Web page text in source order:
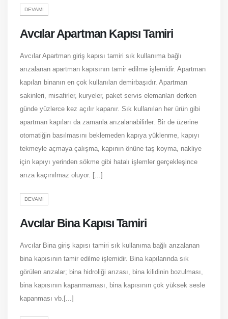
DEVAMI
Avcılar Apartman Kapısı Tamiri
Avcılar Apartman giriş kapısı tamiri sık kullanıma bağlı
arızalanan apartman kapısının tamir edilme işlemidir. Apartman
kapıları binanın en çok kullanılan demirbaşıdır. Apartman
sakinleri, misafirler, kuryeler, paket servis elemanları derken
günde yüzlerce kez açılır kapanır. Sık kullanılan her ürün gibi
apartman kapıları da zamanla arızalanabilirler. Bir de üzerine
otomatiğin basılmasını beklemeden kapıya yüklenme, kapıyı
tekmeyle açmaya çalışma, kapının önüne taş koyma, nakliye
için kapıyı yerinden sökme gibi hatalı işlemler gerçekleşince
arıza kaçınılmaz oluyor. [...]
DEVAMI
Avcılar Bina Kapısı Tamiri
Avcılar Bina giriş kapısı tamiri sık kullanıma bağlı arızalanan
bina kapısının tamir edilme işlemidir. Bina kapılarında sık
görülen arızalar; bina hidroliği arızası, bina kilidinin bozulması,
bina kapısının kapanmaması, bina kapısının çok yüksek sesle
kapanması vb.[...]